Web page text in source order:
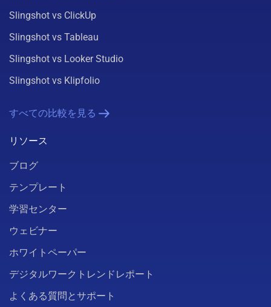
Slingshot vs ClickUp
Slingshot vs Tableau
Slingshot vs Looker Studio
Slingshot vs Klipfolio
すべての比較を見る
リソース
ブログ
テンプレート
学習センター
ウェビナー
ホワイトペーパー
デジタルワークトレンドレポート
よくある質問とサポート